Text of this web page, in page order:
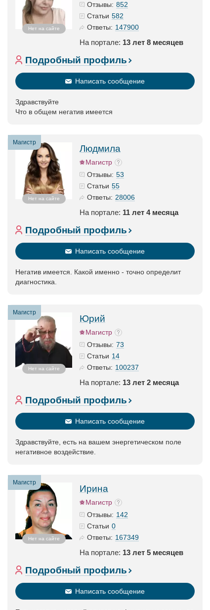
Нет на сайте
Отзывы: 852
Статьи 582
Ответы: 147900
На портале: 13 лет 8 месяцев
Подробный профиль
Написать сообщение
Здравствуйте
Что в общем негатив имеется
Магистр
Нет на сайте
Людмила
Магистр
Отзывы: 53
Статьи 55
Ответы: 28006
На портале: 11 лет 4 месяца
Подробный профиль
Написать сообщение
Негатив имеется. Какой именно - точно определит
диагностика.
Магистр
Нет на сайте
Юрий
Магистр
Отзывы: 73
Статьи 14
Ответы: 100237
На портале: 13 лет 2 месяца
Подробный профиль
Написать сообщение
Здравствуйте, есть на вашем энергетическом поле
негативное воздействие.
Магистр
Нет на сайте
Ирина
Магистр
Отзывы: 142
Статьи 0
Ответы: 167349
На портале: 13 лет 5 месяцев
Подробный профиль
Написать сообщение